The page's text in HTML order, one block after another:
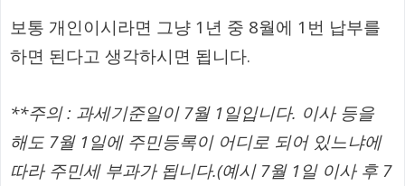
보통 개인이시라면 그냥 1년 중 8월에 1번 납부를
하면 된다고 생각하시면 됩니다.
**주의 : 과세기준일이 7월 1일입니다. 이사 등을
해도 7월 1일에 주민등록이 어디로 되어 있느냐에
따라 주민세 부과가 됩니다.(예시 7월 1일 이사 후 7